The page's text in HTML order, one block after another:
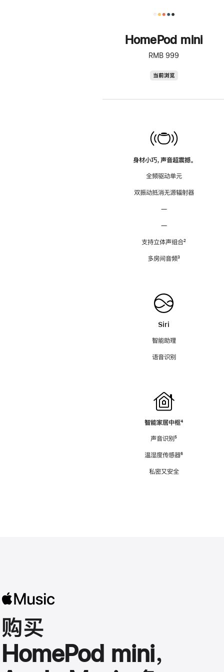
HomePod mini
RMB 999
当前浏览
身材小巧，声音超震撼。
全频驱动单元
双振动抵消无源辐射器
—
—
支持立体声组合脚
²
多房间音频脚
³
Siri
智能助理
语音识别
智能家居中枢脚
⁴
声音识别脚
⁵
温湿度传感器脚
⁶
私密又安全
购买
HomePod mini，